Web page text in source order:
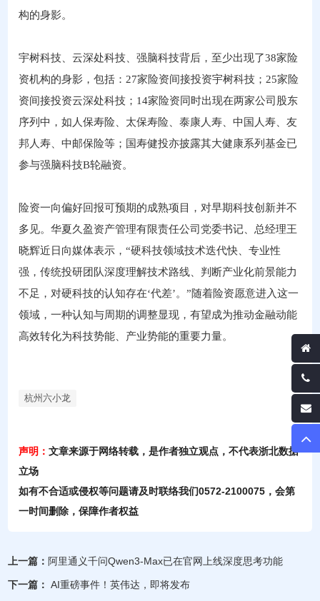
构的身影。
宇树科技、云深处科技、强脑科技背后，至少出现了38家险
资机构的身影，包括：27家险资间接投资宇树科技；25家险
资间接投资云深处科技；14家险资同时出现在两家公司股东
序列中，如人保寿险、太保寿险、泰康人寿、中国人寿、友
邦人寿、中邮保险等；国寿健投亦披露其大健康系列基金已
参与强脑科技B轮融资。
险资一向偏好回报可预期的成熟项目，对早期科技创新并不
多见。华夏久盈资产管理有限责任公司党委书记、总经理王
晓辉近日向媒体表示，“硬科技领域技术迭代快、专业性
强，传统投研团队深度理解技术路线、判断产业化前景能力
不足，对硬科技的认知存在‘代差’。”随着险资愿意进入这一
领域，一种认知与周期的调整显现，有望成为推动金融动能
高效转化为科技势能、产业势能的重要力量。
杭州六小龙
声明：文章来源于网络转载，是作者独立观点，不代表浙北数据
立场
如有不合适或侵权等问题请及时联络我们0572-2100075，会第
一时间删除，保障作者权益
上一篇： 阿里通义千问Qwen3-Max已在官网上线深度思考功能
下一篇： AI重磅事件！英伟达，即将发布